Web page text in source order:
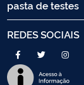
pasta de testes
REDES SOCIAIS